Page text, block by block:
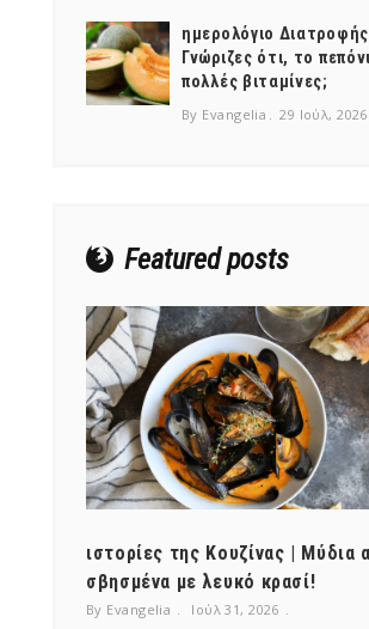
ημερολόγιο Διατροφής |
Γνώριζες ότι, το
πολλές βιταμίνες;
By Evangelia 29 Ιούλ, 2026
Featured posts
ιστορίες της Κουζίνας | Μύδια
σβησμένα με λευκό κρασί!
By Evangelia
Ιούλ 31, 2026